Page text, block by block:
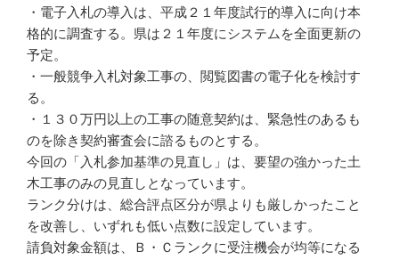
・電子入札の導入は、平成２１年度試行的導入に向け本
格的に調査する。県は２１年度にシステムを全面更新の
予定。
・一般競争入札対象工事の、閲覧図書の電子化を検討す
る。
・１３０万円以上の工事の随意契約は、緊急性のあるも
のを除き契約審査会に諮るものとする。
今回の「入札参加基準の見直し」は、要望の強かった土
木工事のみの見直しとなっています。
ランク分けは、総合評点区分が県よりも厳しかったこと
を改善し、いずれも低い点数に設定しています。
請負対象金額は、Ｂ・Ｃランクに受注機会が均等になる